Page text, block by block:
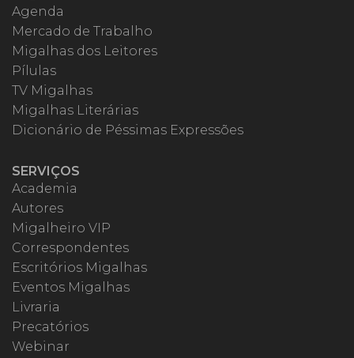
Agenda
Mercado de Trabalho
Migalhas dos Leitores
Pílulas
TV Migalhas
Migalhas Literárias
Dicionário de Péssimas Expressões
SERVIÇOS
Academia
Autores
Migalheiro VIP
Correspondentes
Escritórios Migalhas
Eventos Migalhas
Livraria
Precatórios
Webinar